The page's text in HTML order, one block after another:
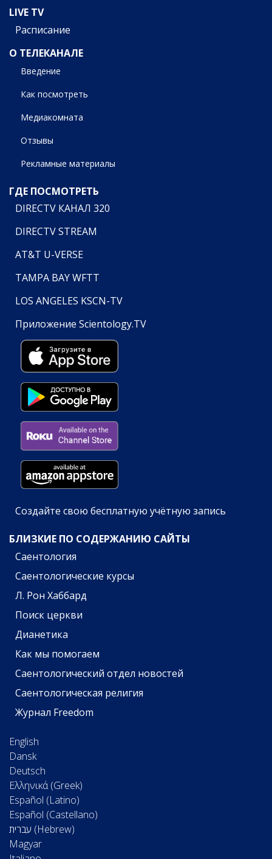
LIVE TV
Расписание
О ТЕЛЕКАНАЛЕ
Введение
Как посмотреть
Медиакомната
Отзывы
Рекламные материалы
ГДЕ ПОСМОТРЕТЬ
DIRECTV КАНАЛ 320
DIRECTV STREAM
AT&T U-VERSE
TAMPA BAY WFTT
LOS ANGELES KSCN-TV
Приложение Scientology.TV
Создайте свою бесплатную учётную запись
БЛИЗКИЕ ПО СОДЕРЖАНИЮ САЙТЫ
Саентология
Саентологические курсы
Л. Рон Хаббард
Поиск церкви
Дианетика
Как мы помогаем
Саентологический отдел новостей
Саентологическая религия
Журнал Freedom
English
Dansk
Deutsch
Ελληνικά (Greek)
Español (Latino)
Español (Castellano)
Magyar